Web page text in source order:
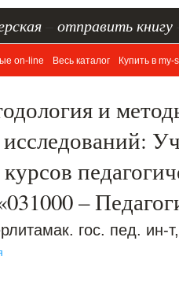
отправить книгу
on-line Весь каталог Купить в my-
и
–
гос. пед. ин-